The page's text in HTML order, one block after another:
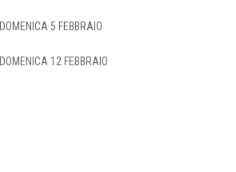
DOMENICA 5 FEBBRAIO
DOMENICA 12 FEBBRAIO